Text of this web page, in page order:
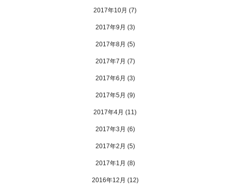
2017年10月 (7)
2017年9月 (3)
2017年8月 (5)
2017年7月 (7)
2017年6月 (3)
2017年5月 (9)
2017年4月 (11)
2017年3月 (6)
2017年2月 (5)
2017年1月 (8)
2016年12月 (12)